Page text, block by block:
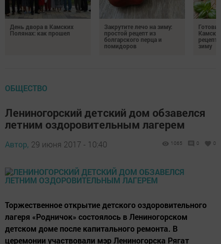
День двора в Камских
Полянах: как прошел
Закрутите лечо на зиму:
простой рецепт из
болгарского перца и
помидоров
зиму
ОБЩЕСТВО
Лениногорский детский дом обзавелся
летним оздоровительным лагерем
Автор, 29 июня 2017 - 10:40 1065 0 0
Торжественное открытие детского оздоровительного
лагеря «Родничок» состоялось в Лениногорском
детском доме после капитального ремонта. В
церемонии участвовали мэр Лениногорска Рягат